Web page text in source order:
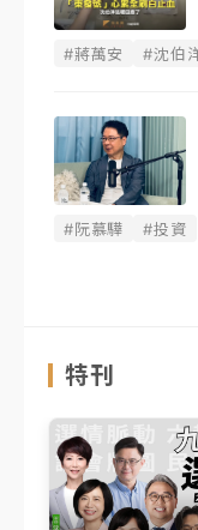
#蔣萬安 #沈伯
#阮慕驊 #投資
特刊